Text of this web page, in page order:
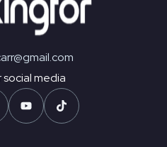
social media